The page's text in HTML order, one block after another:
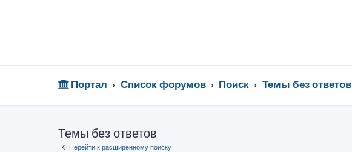
Портал Список форумов Поиск Темы без ответов
Темы без ответов
Перейти к расширенному поиску